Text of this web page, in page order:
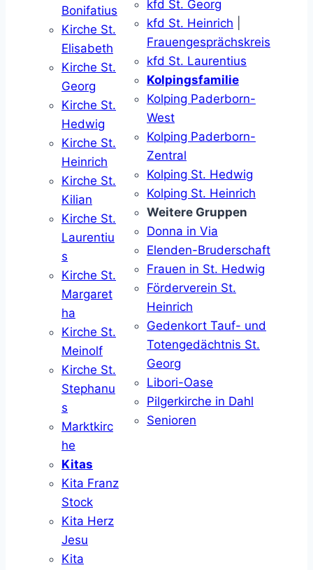
Bonifatius
Kirche St.
Elisabeth
Kirche St.
Georg
Kirche St.
Hedwig
Kirche St.
Heinrich
Kirche St.
Kilian
Kirche St.
Laurentiu
s
Kirche St.
Margaret
ha
Kirche St.
Meinolf
Kirche St.
Stephanu
s
Marktkirc
he
Kitas
Kita Franz
Stock
Kita Herz
Jesu
Kita
kfd St. Georg
kfd St. Heinrich
Frauengesprächskreis
kfd St. Laurentius
Kolpingsfamilie
Kolping Paderborn-
West
Kolping Paderborn-
Zentral
Kolping St. Hedwig
Kolping St. Heinrich
Weitere Gruppen
Donna in Via
Elenden-Bruderschaft
Frauen in St. Hedwig
Förderverein St.
Heinrich
Gedenkort Tauf- und
Totengedächtnis St.
Georg
Libori-Oase
Pilgerkirche in Dahl
Senioren